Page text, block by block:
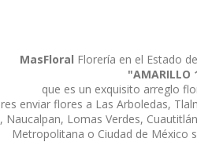
MasFloral Florería en el Estado
"AMARILLO
que es un exquisito arreglo
enviar flores a Las Arboledas,
Naucalpan, Lomas Verdes,
Metropolitana o Ciudad de México